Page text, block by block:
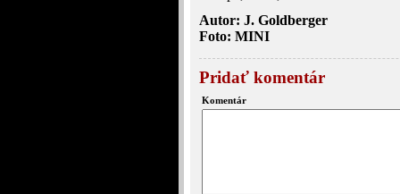
Autor: J. Goldberger
Foto: MINI
Pridať komentár
Komentár